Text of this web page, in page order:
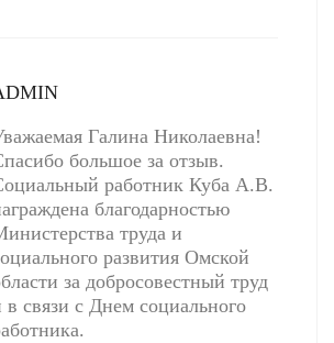
Галина Николаевна!
большое за отзыв.
работник Куба А.В.
благодарностью
труда и
развития Омской
за добросовестный труд
в связи с Днем социального